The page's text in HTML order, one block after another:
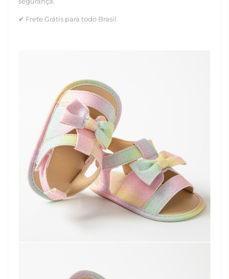
✔ Frete Grátis para todo Brasil.